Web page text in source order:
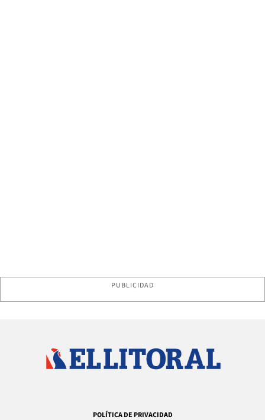
PUBLICIDAD
POLÍTICA DE PRIVACIDAD